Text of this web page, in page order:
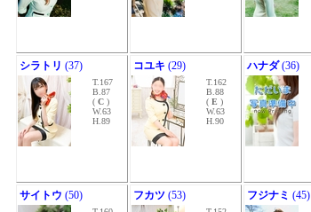
シラトリ (37)
T.167
B.87
( C )
W.63
H.89
コユキ (29)
T.162
B.88
( E )
W.63
H.90
ハナダ(36)
サイトウ (50) フカツ (53) フジナミ (45)